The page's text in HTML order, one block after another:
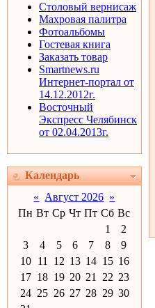
Столовый вернисаж
Махровая палитра
Фотоальбомы
Гостевая книга
Заказать товар
Smartnews.ru
Интернет-портал от
14.12.2012г.
Восточный
Экспресс Челябинск
от 02.04.2013г.
Календарь
« Август 2026 »
Пн Вт Ср Чт Пт Сб Вс
1
2
3
4 5 6 7 8
9
10 11 12 13 14 15 16
17 18 19 20 21 22 23
24 25 26 27 28 29 30